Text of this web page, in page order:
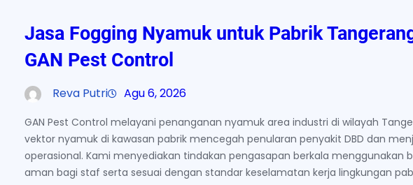
Jasa Fogging Nyamuk untuk Pabrik
GAN Pest Control
Reva Putri Agu 6, 2026
GAN Pest Control melayani penanganan nyamuk area industri di wilayah
vektor nyamuk di kawasan pabrik mencegah penularan penyakit DBD dan
operasional. Kami menyediakan tindakan pengasapan berkala menggunakan
aman bagi staf serta sesuai dengan standar keselamatan kerja lingkungan